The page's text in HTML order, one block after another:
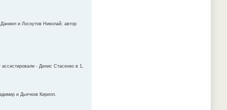
и Лоскутов Николай; автор
- Денис Стасенко в 1,
и Дьячков Кирилл.